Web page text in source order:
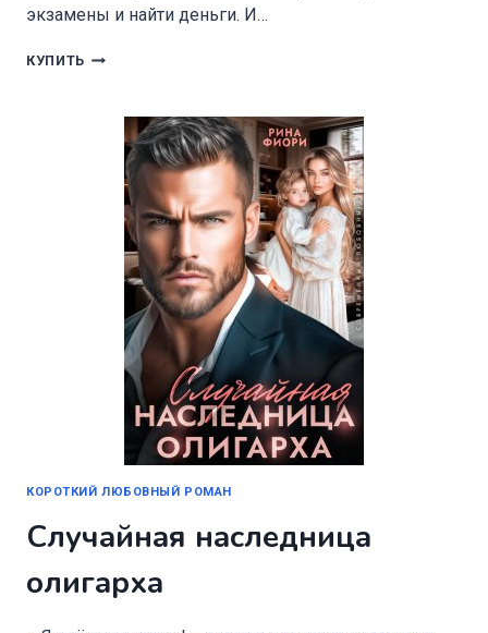
экзамены и найти деньги. И…
КУПИТЬ ВЕДЬМА
КАНЦЛЕРА
КОРОТКИЙ ЛЮБОВНЫЙ РОМАН
Случайная наследница
олигарха